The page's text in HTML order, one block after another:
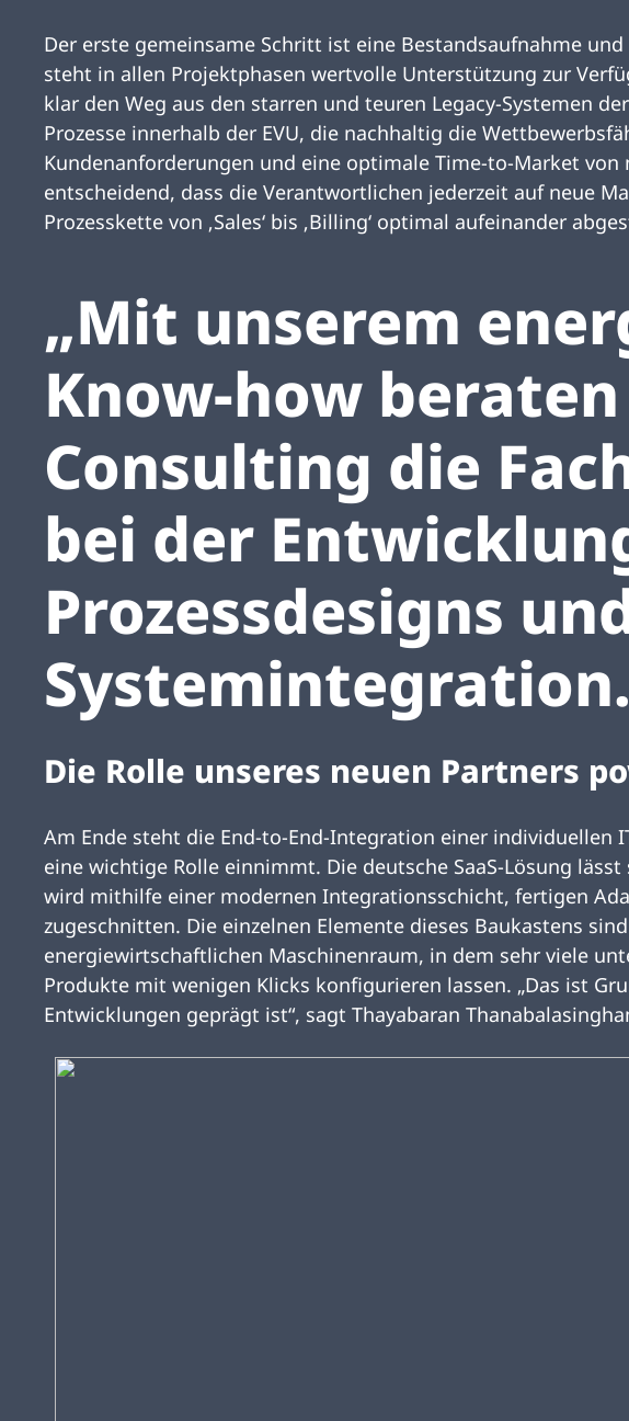
Der erste gemeinsame Schritt ist eine Bestandsaufnahme
steht in allen Projektphasen wertvolle Unterstützung zur
klar den Weg aus den starren und teuren Legacy-Systemen
Prozesse innerhalb der EVU, die nachhaltig die
Kundenanforderungen und eine optimale Time-to-Market
entscheidend, dass die Verantwortlichen jederzeit auf neue
Prozesskette von ‚Sales‘ bis ‚Billing‘ optimal aufeinander
„Mit unserem
Know-how
Consulting die
bei der
Prozessdesigns
Die Rolle unseres neuen Partners
Am Ende steht die End-to-End-Integration einer individuellen
eine wichtige Rolle einnimmt. Die deutsche SaaS-Lösung
wird mithilfe einer modernen Integrationsschicht, fertigen
zugeschnitten. Die einzelnen Elemente dieses Baukastens
energiewirtschaftlichen Maschinenraum, in dem sehr viele
Produkte mit wenigen Klicks konfigurieren lassen. „Das ist
Entwicklungen geprägt ist“, sagt Thayabaran